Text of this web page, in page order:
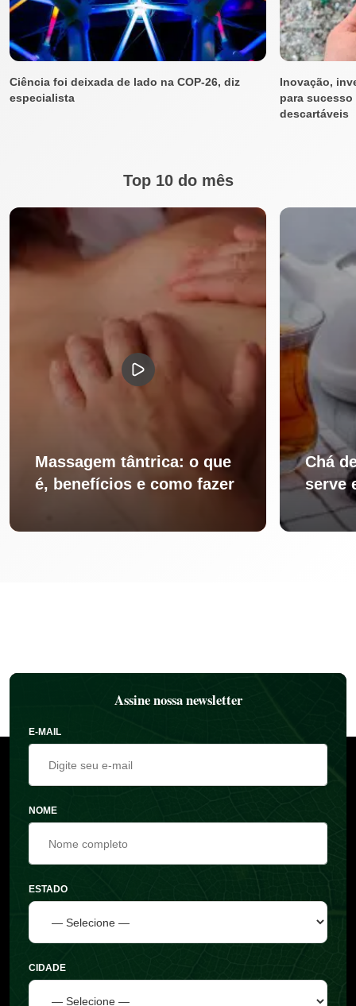
Ciência foi deixada de lado na COP-26, diz
especialista
Inovação,
para
descartáveis
Top 10 do mês
Massagem tântrica: o que
é, benefícios e como fazer
Chá
serve
Assine nossa newsletter
E-MAIL
NOME
ESTADO
CIDADE